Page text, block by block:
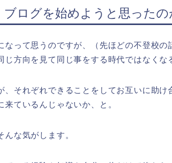
ブログを始めようと思ったの
なって思うのですが、（先ほどの不登校
じ方向を見て同じ事をする時代ではなくな
、それぞれできることをしてお互いに助
来ているんじゃないか、と。
んな気がします。